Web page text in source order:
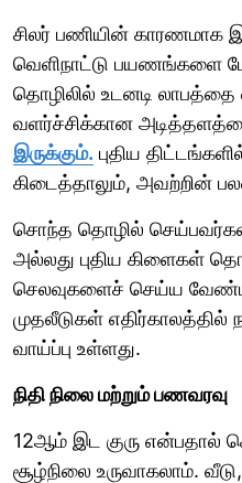
சிலர் பணியின் காரணமாக
வெளிநாட்டு பயணங்களை
தொழிலில் உடனடி
வளர்ச்சிக்கான
இருக்கும். புதிய
கிடைத்தாலும், அவற்றின்
சொந்த தொழில் செய்பவர்கள்
அல்லது புதிய கிளைகள்
செலவுகளைச் செய்ய
முதலீடுகள்
வாய்ப்பு உள்ளது.
நிதி நிலை மற்றும் பணவரவு
12ஆம் இட குரு என்பதால்
சூழ்நிலை உருவாகலாம்.